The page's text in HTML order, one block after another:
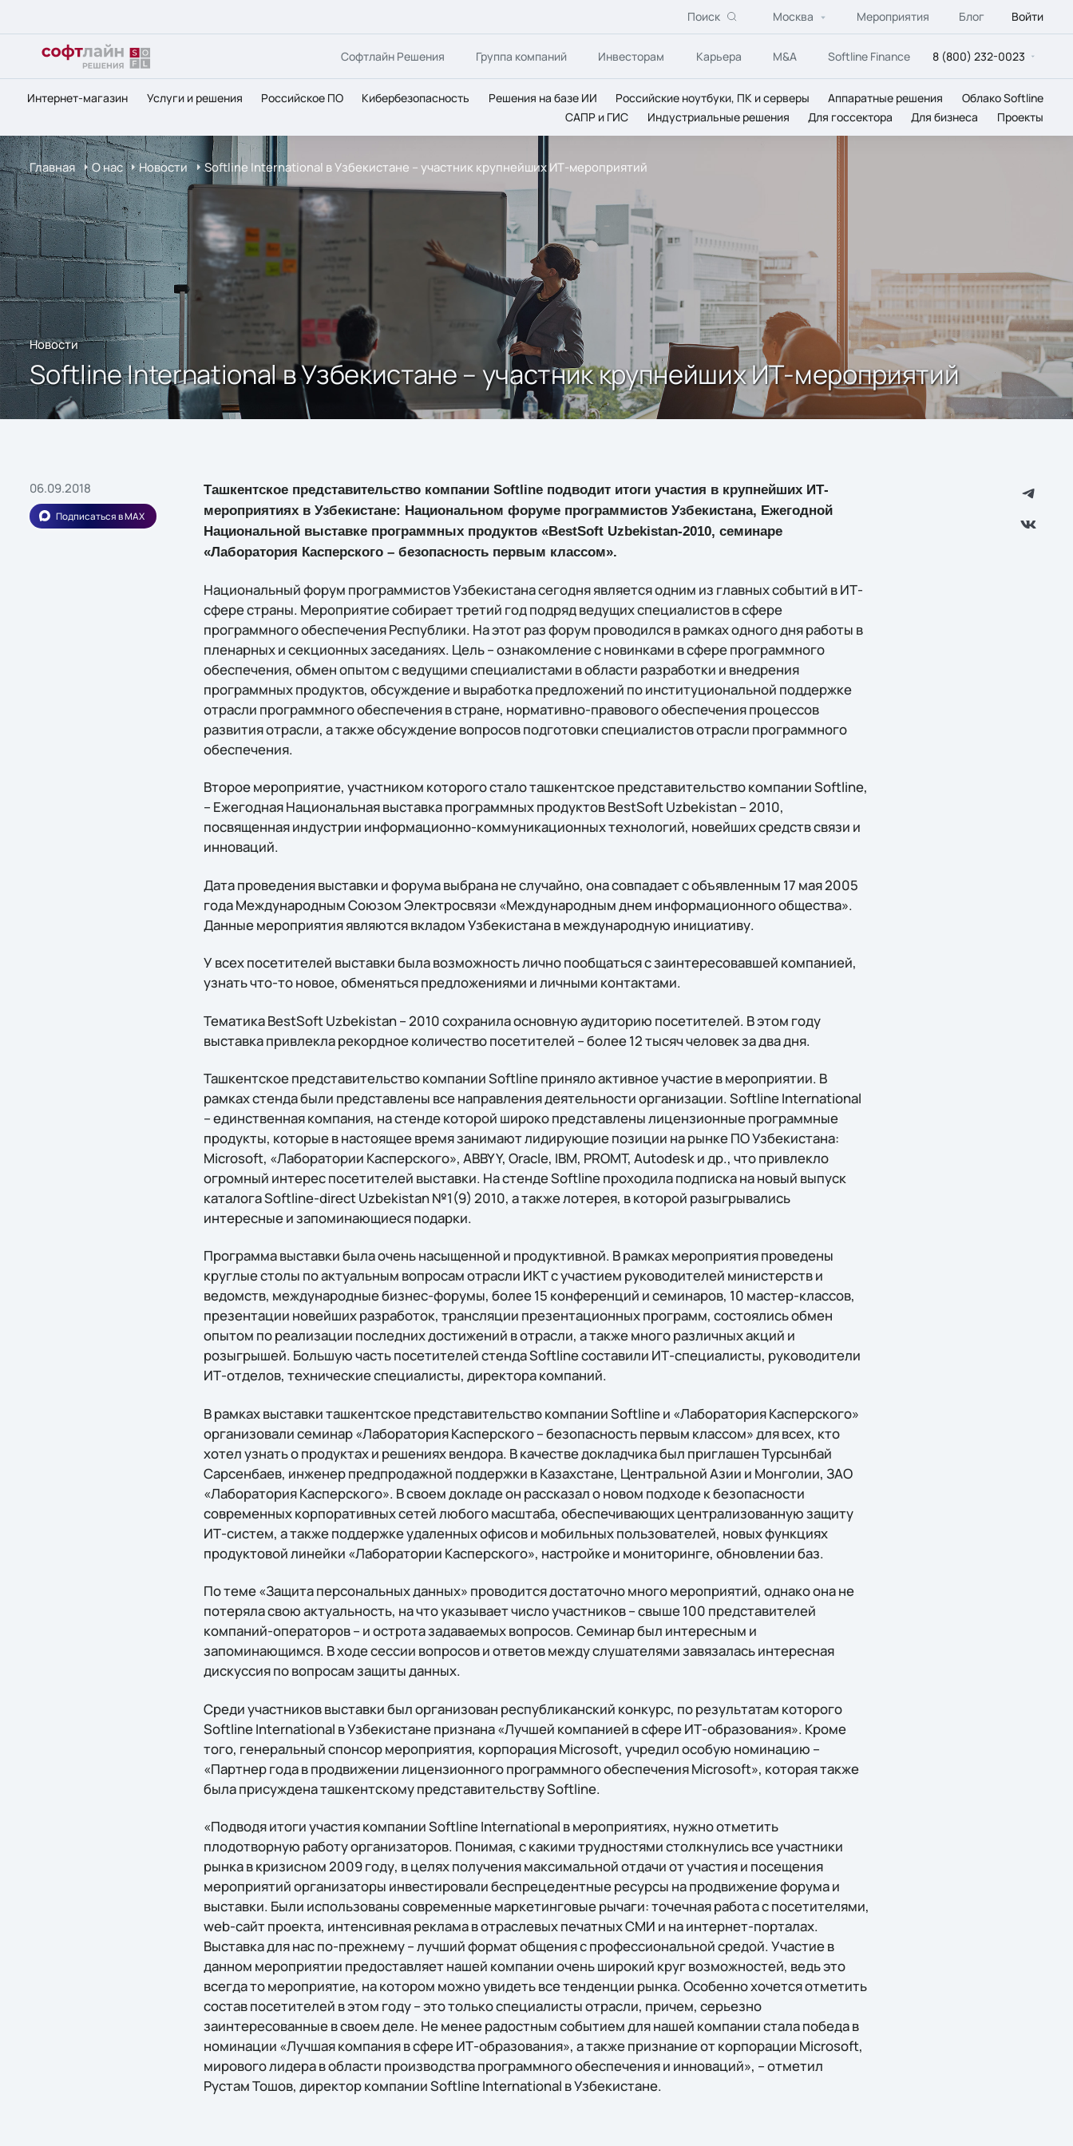
Поиск Москва Мероприятия Блог Войти
Софтлайн Решения Группа компаний Инвесторам Карьера M&A Softline Finance 8 (800) 232-0023
Интернет-магазин Услуги и решения Российское ПО Кибербезопасность Решения на базе ИИ Российские ноутбуки, ПК и серверы Аппаратные решения
Облако Softline
САПР и ГИС
Индустриальные решения Для госсектора Для бизнеса Проекты
Главная О нас Новости Softline International в Узбекистане – участник крупнейших ИТ-мероприятий
Новости
Softline International в Узбекистане – участник крупнейших ИТ-мероприятий
06.09.2018
Подписаться в MAX
Ташкентское представительство компании Softline подводит итоги участия в крупнейших ИТ-
мероприятиях в Узбекистане: Национальном форуме программистов Узбекистана, Ежегодной
Национальной выставке программных продуктов «BestSoft Uzbekistan-2010, семинаре
«Лаборатория Касперского – безопасность первым классом».
Национальный форум программистов Узбекистана сегодня является одним из главных событий в ИТ-
сфере страны. Мероприятие собирает третий год подряд ведущих специалистов в сфере
программного обеспечения Республики. На этот раз форум проводился в рамках одного дня работы в
пленарных и секционных заседаниях. Цель – ознакомление с новинками в сфере программного
обеспечения, обмен опытом с ведущими специалистами в области разработки и внедрения
программных продуктов, обсуждение и выработка предложений по институциональной поддержке
отрасли программного обеспечения в стране, нормативно-правового обеспечения процессов
развития отрасли, а также обсуждение вопросов подготовки специалистов отрасли программного
обеспечения.
Второе мероприятие, участником которого стало ташкентское представительство компании Softline,
– Ежегодная Национальная выставка программных продуктов BestSoft Uzbekistan – 2010,
посвященная индустрии информационно-коммуникационных технологий, новейших средств связи и
инноваций.
Дата проведения выставки и форума выбрана не случайно, она совпадает с объявленным 17 мая 2005
года Международным Союзом Электросвязи «Международным днем информационного общества».
Данные мероприятия являются вкладом Узбекистана в международную инициативу.
У всех посетителей выставки была возможность лично пообщаться с заинтересовавшей компанией,
узнать что-то новое, обменяться предложениями и личными контактами.
Тематика BestSoft Uzbekistan – 2010 сохранила основную аудиторию посетителей. В этом году
выставка привлекла рекордное количество посетителей – более 12 тысяч человек за два дня.
Ташкентское представительство компании Softline приняло активное участие в мероприятии. В
рамках стенда были представлены все направления деятельности организации. Softline International
– единственная компания, на стенде которой широко представлены лицензионные программные
продукты, которые в настоящее время занимают лидирующие позиции на рынке ПО Узбекистана:
Microsoft, «Лаборатории Касперского», ABBYY, Oracle, IBM, PROMT, Autodesk и др., что привлекло
огромный интерес посетителей выставки. На стенде Softline проходила подписка на новый выпуск
каталога Softline-direct Uzbekistan №1(9) 2010, а также лотерея, в которой разыгрывались
интересные и запоминающиеся подарки.
Программа выставки была очень насыщенной и продуктивной. В рамках мероприятия проведены
круглые столы по актуальным вопросам отрасли ИКТ с участием руководителей министерств и
ведомств, международные бизнес-форумы, более 15 конференций и семинаров, 10 мастер-классов,
презентации новейших разработок, трансляции презентационных программ, состоялись обмен
опытом по реализации последних достижений в отрасли, а также много различных акций и
розыгрышей. Большую часть посетителей стенда Softline составили ИТ-специалисты, руководители
ИТ-отделов, технические специалисты, директора компаний.
В рамках выставки ташкентское представительство компании Softline и «Лаборатория Касперского»
организовали семинар «Лаборатория Касперского – безопасность первым классом» для всех, кто
хотел узнать о продуктах и решениях вендора. В качестве докладчика был приглашен Турсынбай
Сарсенбаев, инженер предпродажной поддержки в Казахстане, Центральной Азии и Монголии, ЗАО
«Лаборатория Касперского». В своем докладе он рассказал о новом подходе к безопасности
современных корпоративных сетей любого масштаба, обеспечивающих централизованную защиту
ИТ-систем, а также поддержке удаленных офисов и мобильных пользователей, новых функциях
продуктовой линейки «Лаборатории Касперского», настройке и мониторинге, обновлении баз.
По теме «Защита персональных данных» проводится достаточно много мероприятий, однако она не
потеряла свою актуальность, на что указывает число участников – свыше 100 представителей
компаний-операторов – и острота задаваемых вопросов. Семинар был интересным и
запоминающимся. В ходе сессии вопросов и ответов между слушателями завязалась интересная
дискуссия по вопросам защиты данных.
Среди участников выставки был организован республиканский конкурс, по результатам которого
Softline International в Узбекистане признана «Лучшей компанией в сфере ИТ-образования». Кроме
того, генеральный спонсор мероприятия, корпорация Microsoft, учредил особую номинацию –
«Партнер года в продвижении лицензионного программного обеспечения Microsoft», которая также
была присуждена ташкентскому представительству Softline.
«Подводя итоги участия компании Softline International в мероприятиях, нужно отметить
плодотворную работу организаторов. Понимая, с какими трудностями столкнулись все участники
рынка в кризисном 2009 году, в целях получения максимальной отдачи от участия и посещения
мероприятий организаторы инвестировали беспрецедентные ресурсы на продвижение форума и
выставки. Были использованы современные маркетинговые рычаги: точечная работа с посетителями,
web-сайт проекта, интенсивная реклама в отраслевых печатных СМИ и на интернет-порталах.
Выставка для нас по-прежнему – лучший формат общения с профессиональной средой. Участие в
данном мероприятии предоставляет нашей компании очень широкий круг возможностей, ведь это
всегда то мероприятие, на котором можно увидеть все тенденции рынка. Особенно хочется отметить
состав посетителей в этом году – это только специалисты отрасли, причем, серьезно
заинтересованные в своем деле. Не менее радостным событием для нашей компании стала победа в
номинации «Лучшая компания в сфере ИТ-образования», а также признание от корпорации Microsoft,
мирового лидера в области производства программного обеспечения и инноваций», – отметил
Рустам Тошов, директор компании Softline International в Узбекистане.